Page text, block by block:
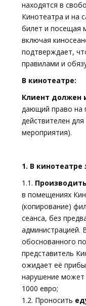
находятся в
Кинотеатра и на
билет и посещая
включая
подтверждает,
правилами и
В кинотеатре:
Клиент должен
дающий право на
действителен
мероприятия).
1. В
1.1.
в помещениях
(копирование)
сеанса, без
администрацией.
обоснованного
представитель
ожидает её
нарушение
1000 евро;
1.2. Проносить